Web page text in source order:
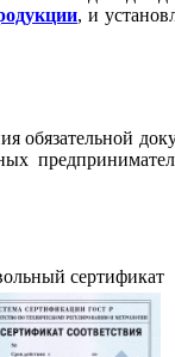
, и
обязательной
сертификат